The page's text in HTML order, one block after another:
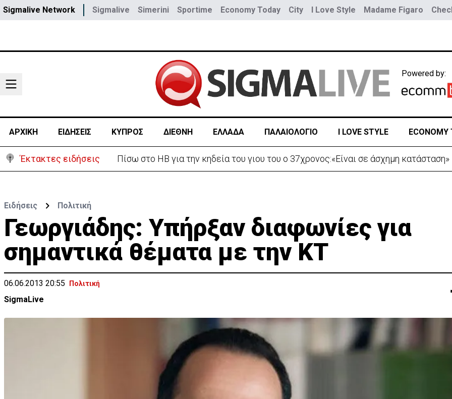
Sigmalive Network Sigmalive Simerini Sportime Economy Today City I Love Style Madame Figaro
Powered by:
ΑΡΧΙΚΗ ΕΙΔΗΣΕΙΣ ΚΥΠΡΟΣ ΔΙΕΘΝΗ ΕΛΛΑΔΑ ΠΑΛΑΙΟΛΟΓΙΟ I LOVE STYLE ECONOMY
Έκτακτες ειδήσεις Β. Βάσεις για κεραίες: Δεν διαπιστώθηκε αυξημένη συχνότητα εμφάνισης καρκίνου
Ειδήσεις Πολιτική
Γεωργιάδης: Υπήρξαν διαφωνίες για
σημαντικά θέματα με την ΚΤ
06.06.2013 20:55 Πολιτική
SigmaLive